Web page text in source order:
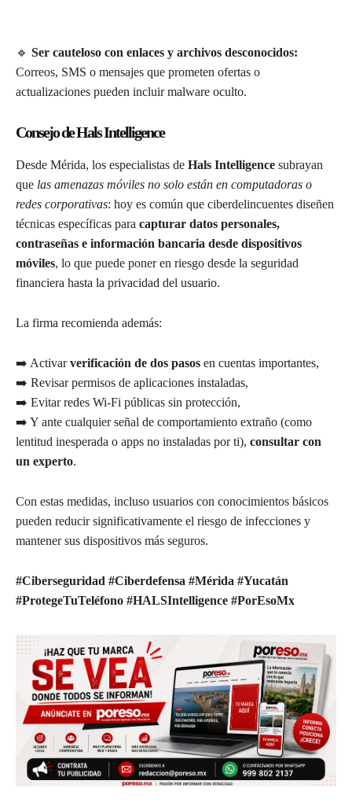
🔹 Ser cauteloso con enlaces y archivos desconocidos:
Correos, SMS o mensajes que prometen ofertas o
actualizaciones pueden incluir malware oculto.
Consejo de Hals Intelligence
Desde Mérida, los especialistas de Hals Intelligence subrayan
que las amenazas móviles no solo están en computadoras o
redes corporativas: hoy es común que ciberdelincuentes diseñen
técnicas específicas para capturar datos personales,
contraseñas e información bancaria desde dispositivos
móviles, lo que puede poner en riesgo desde la seguridad
financiera hasta la privacidad del usuario.
La firma recomienda además:
➡️ Activarverificación de dos pasos en cuentas importantes,
➡️ Revisar permisos de aplicaciones instaladas,
➡️ Evitar redes Wi-Fi públicas sin protección,
➡️ Y ante cualquier señal de comportamiento extraño (como
lentitud inesperada o apps no instaladas por ti), consultar con
un experto.
Con estas medidas, incluso usuarios con conocimientos básicos
pueden reducir significativamente el riesgo de infecciones y
mantener sus dispositivos más seguros.
#Ciberseguridad #Ciberdefensa #Mérida #Yucatán
#ProtegeTuTeléfono #HALSIntelligence #PorEsoMx